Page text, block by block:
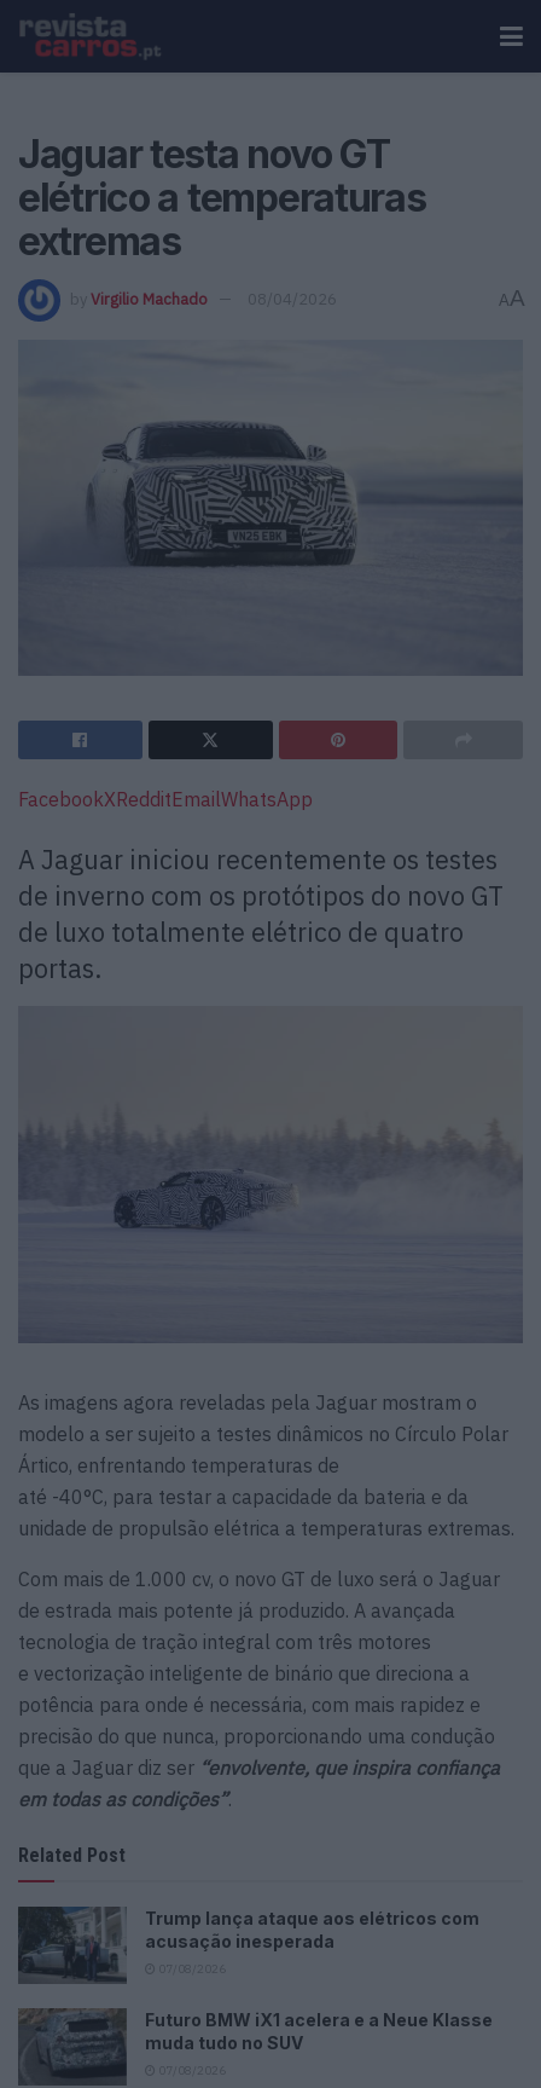
Jaguar testa novo GT
elétrico a temperaturas
extremas
by Virgilio Machado 08/04/2026 AA
FacebookXRedditEmailWhatsApp
A Jaguar iniciou recentemente os testes
de inverno com os protótipos do novo GT
de luxo totalmente elétrico de quatro
portas.
As imagens agora reveladas pela Jaguar mostram o
modelo a ser sujeito a testes dinâmicos no Círculo Polar
Ártico, enfrentando temperaturas de
até -40°C, para testar a capacidade da bateria e da
unidade de propulsão elétrica a temperaturas extremas.
Com mais de 1.000 cv, o novo GT de luxo será o Jaguar
de estrada mais potente já produzido. A avançada
tecnologia de tração integral com três motores
e vectorização inteligente de binário que direciona a
potência para onde é necessária, com mais rapidez e
precisão do que nunca, proporcionando uma condução
que a Jaguar diz ser “envolvente, que inspira confiança
em todas as condições”.
Related Post
Trump lança ataque aos elétricos com
acusação inesperada
Futuro BMW iX1 acelera e a Neue Klasse
muda tudo no SUV